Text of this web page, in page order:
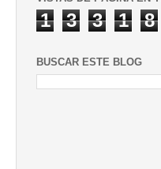
1 3 3 1 8
BUSCAR ESTE BLOG